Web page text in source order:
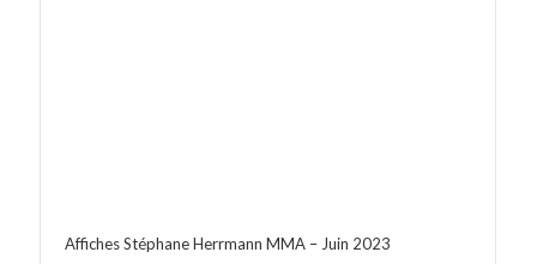
Affiches Stéphane Herrmann MMA – Juin 2023